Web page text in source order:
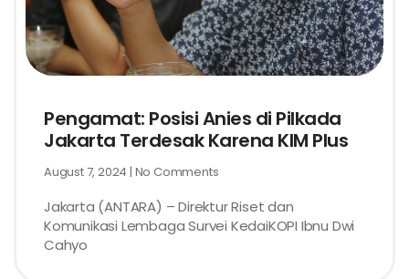
Pengamat: Posisi Anies di Pilkada
Jakarta Terdesak Karena KIM Plus
August 7, 2024 No Comments
Jakarta (ANTARA) – Direktur Riset dan
Komunikasi Lembaga Survei KedaiKOPI Ibnu Dwi
Cahyo